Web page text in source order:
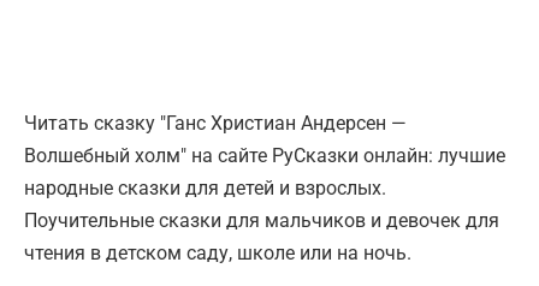
Читать сказку "Ганс Христиан Андерсен —
Волшебный холм" на сайте РуСказки онлайн: лучшие
народные сказки для детей и взрослых.
Поучительные сказки для мальчиков и девочек для
чтения в детском саду, школе или на ночь.